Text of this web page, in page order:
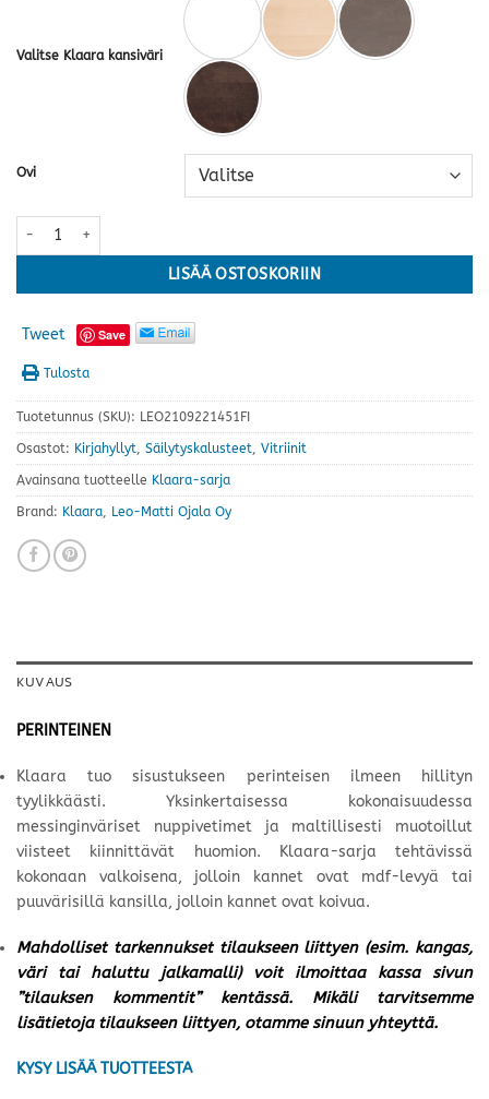
Valitse Klaara kansiväri
Ovi
Klaara vitriini nro 12 + 14 · useita värejä määrä
LISÄÄ OSTOSKORIIN
Tweet Save
Tulosta
Tuotetunnus (SKU): LEO2109221451FI
Osastot: Kirjahyllyt Säilytyskalusteet Vitriinit
Avainsana tuotteelle Klaara-sarja
Brand: Klaara Leo-Matti Ojala Oy
KUVAUS
PERINTEINEN
Klaara tuo sisustukseen perinteisen ilmeen hillityn
tyylikkäästi. Yksinkertaisessa kokonaisuudessa
messinginväriset nuppivetimet ja maltillisesti muotoillut
viisteet kiinnittävät huomion. Klaara-sarja tehtävissä
kokonaan valkoisena, jolloin kannet ovat mdf-levyä tai
puuvärisillä kansilla, jolloin kannet ovat koivua.
Mahdolliset tarkennukset tilaukseen liittyen (esim. kangas,
väri tai haluttu jalkamalli) voit ilmoittaa kassa sivun
”tilauksen kommentit” kentässä. Mikäli tarvitsemme
lisätietoja tilaukseen liittyen, otamme sinuun yhteyttä.
KYSY LISÄÄ TUOTTEESTA